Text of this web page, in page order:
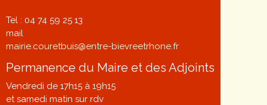
Tel : 04 74 59 25 13
mail
mairie.couretbuis@entre-bievreetrhone.fr
Permanence du Maire et des Adjoints
Vendredi de 17h15 à 19h15
et samedi matin sur rdv